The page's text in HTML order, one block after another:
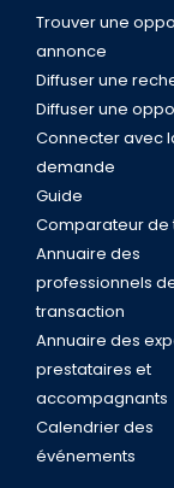
Trouver une
annonce
Diffuser une
Diffuser une
Connecter avec
demande
Guide
Comparateur de
Annuaire des
professionnels
transaction
Annuaire des
prestataires et
accompagnants
Calendrier des
événements